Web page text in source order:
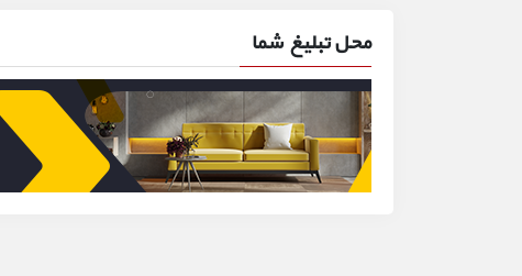
محل تبلیغ شما